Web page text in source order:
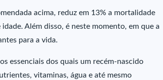
acima, reduz em 13% a mortalidade
Além disso, é neste momento, em que a
para a vida.
essenciais dos quais um recém-nascido
vitaminas, água e até mesmo